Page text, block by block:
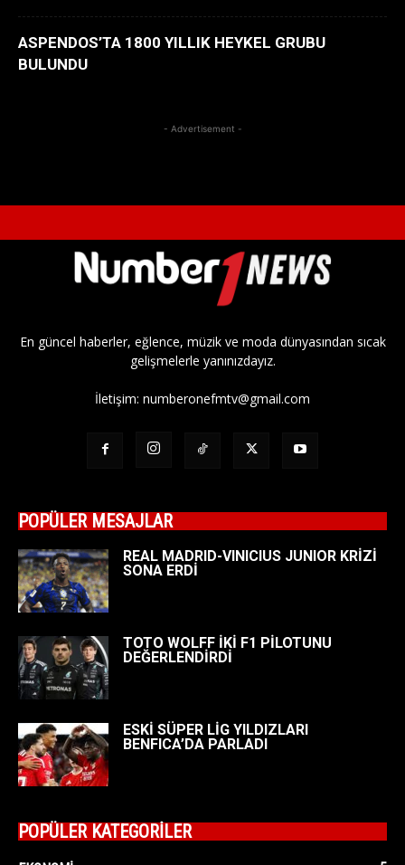
ASPENDOS’TA 1800 YILLIK HEYKEL GRUBU
BULUNDU
- Advertisement -
En güncel haberler, eğlence, müzik ve moda dünyasından sıcak
gelişmelerle yanınızdayız.
İletişim: numberonefmtv@gmail.com
POPÜLER MESAJLAR
REAL MADRID-VINICIUS JUNIOR KRİZİ
SONA ERDİ
TOTO WOLFF İKİ F1 PİLOTUNU
DEĞERLENDİRDİ
ESKİ SÜPER LİG YILDIZLARI
BENFICA’DA PARLADI
POPÜLER KATEGORİLER